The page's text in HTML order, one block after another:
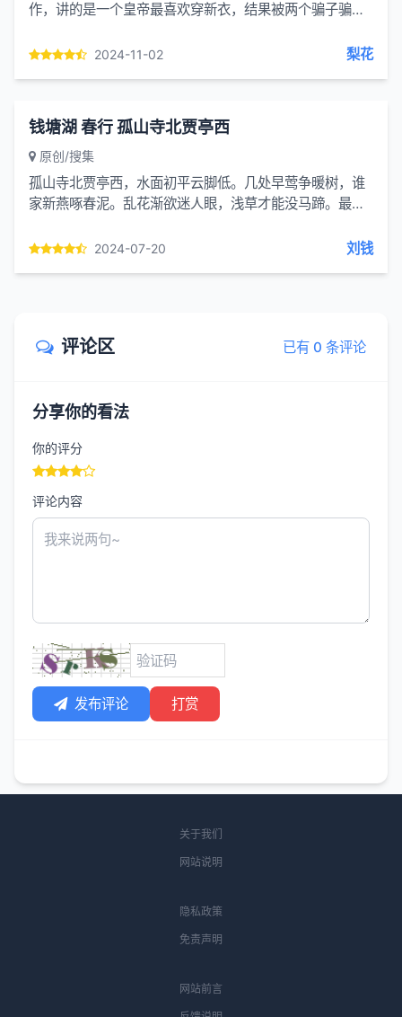
作，讲的是一个皇帝最喜欢穿新衣，结果被两个骗子骗
量，凡是愚笨的和...
2024-11-02 梨花
钱塘湖 春行 孤山寺北贾亭西
原创/搜集
孤山寺北贾亭西，水面初平云脚低。几处早莺争暖树，谁
家新燕啄春泥。乱花渐欲迷人眼，浅草才能没马蹄。最爱
山、贾亭、暖...2024-07-20 刘钱
评论区 已有 0 条评论
分享你的看法
你的评分
评论内容
发布评论 打赏
关于我们
网站说明
隐私政策
免责声明
网站前言